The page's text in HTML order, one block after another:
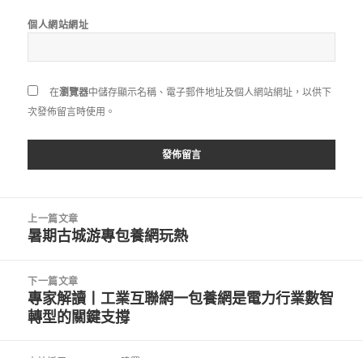
個人網站網址
在瀏覽器中儲存顯示名稱、電子郵件地址及個人網站網址，以供下
次發佈留言時使用。
上一篇文章
上
篇
文
章:
暑期古城游專包養網玩熱
下一篇文章
下
一
專家解讀丨工業互聯網一包養網是電力行業數智
轉型的關鍵支撐